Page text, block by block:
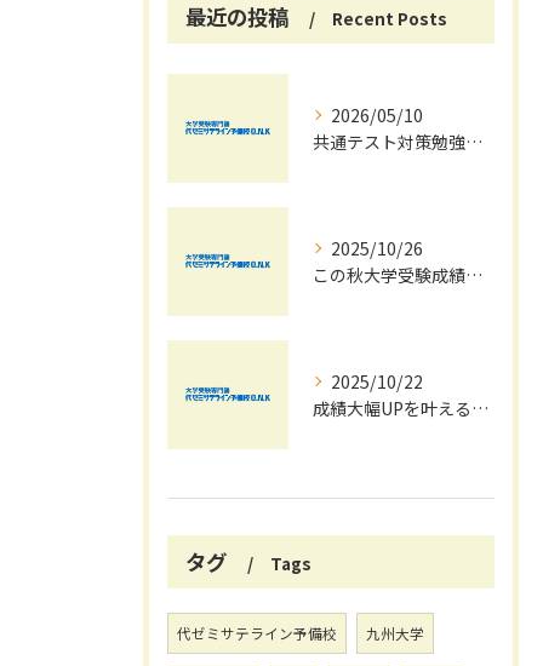
最近の投稿 Recent Posts
2026/05/10
共通テスト対策勉強は早めに始めましょう！
2025/10/26
この秋大学受験成績大幅UPの秘訣
2025/10/22
成績大幅UPを叶える秋の効率学習法
タグ Tags
代ゼミサテライン予備校 九州大学